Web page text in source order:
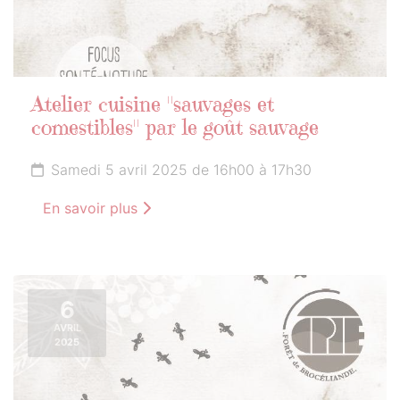
Atelier cuisine "sauvages et
comestibles" par le goût sauvage
Samedi 5 avril 2025 de 16h00 à 17h30
En savoir plus
6
AVRIL
2025